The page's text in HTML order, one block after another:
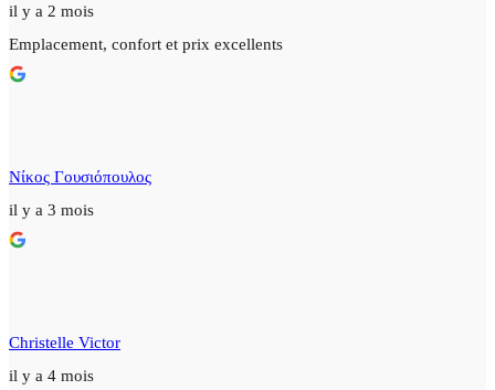
il y a 2 mois
Emplacement, confort et prix excellents
Νίκος Γουσιόπουλος
il y a 3 mois
Christelle Victor
il y a 4 mois